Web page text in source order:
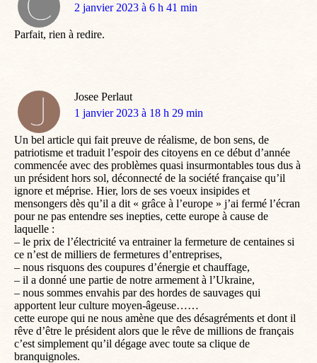
dit
2 janvier 2023 à 6 h 41 min
Parfait, rien à redire.
Josee Perlaut
dit
1 janvier 2023 à 18 h 29 min
Un bel article qui fait preuve de réalisme, de bon sens, de
patriotisme et traduit l’espoir des citoyens en ce début d’année
commencée avec des problèmes quasi insurmontables tous dus à
un président hors sol, déconnecté de la société française qu’il
ignore et méprise. Hier, lors de ses voeux insipides et
mensongers dès qu’il a dit « grâce à l’europe » j’ai fermé l’écran
pour ne pas entendre ses inepties, cette europe à cause de
laquelle :
– le prix de l’électricité va entrainer la fermeture de centaines si
ce n’est de milliers de fermetures d’entreprises,
– nous risquons des coupures d’énergie et chauffage,
– il a donné une partie de notre armement à l’Ukraine,
– nous sommes envahis par des hordes de sauvages qui
apportent leur culture moyen-âgeuse……
cette europe qui ne nous amène que des désagréments et dont il
rêve d’être le président alors que le rêve de millions de français
c’est simplement qu’il dégage avec toute sa clique de
branquignoles.